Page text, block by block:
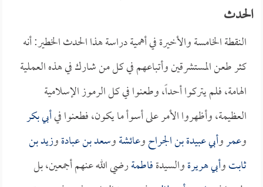
الحدث
النقطة الخامسة والأخيرة في أهمية دراسة هذا الحدث الخطير: أنه
كثر طعن المستشرقين وأتباعهم في كل من شارك في هذه العملية
الهامة، فلم يتركوا أحداً، وطعنوا في كل الرموز الإسلامية
العظيمة، وأظهروا الأمر على أسوأ ما يكون، فطعنوا فيأبي بكر
وعمروأبي عبيدة بن الجراحوعائشةوسعد بن عبادةوزيد بن
ثابتوأبي هريرةوالسيدةفاطمةرضي الله عنهم أجمعين، بل